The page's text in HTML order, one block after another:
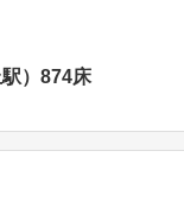
）874床